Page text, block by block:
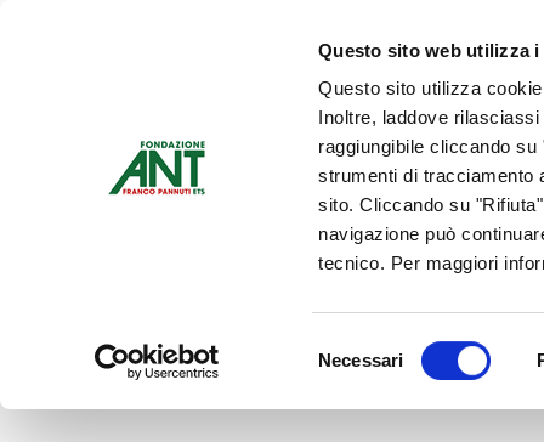
Questo sito web utilizza i
Questo sito utilizza
Inoltre, laddove
raggiungibile cliccando
strumenti di tracciamento
sito. Cliccando su
navigazione può
tecnico. Per maggiori
del
Necessari
Chi siamo
Contattaci